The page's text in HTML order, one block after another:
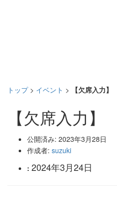
トップ> イベント > 【欠席入力】
【欠席入力】
公開済み: 2023年3月28日
作成者: suzuki
: 2024年3月24日